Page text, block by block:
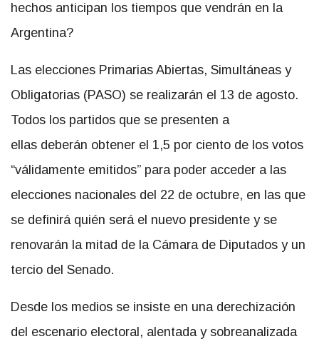
hechos anticipan los tiempos que vendrán en la
Argentina?
Las elecciones Primarias Abiertas, Simultáneas y
Obligatorias (PASO) se realizarán el 13 de agosto.
Todos los partidos que se presenten a
ellas deberán obtener el 1,5 por ciento de los votos
“válidamente emitidos” para poder acceder a las
elecciones nacionales del 22 de octubre, en las que
se definirá quién será el nuevo presidente y se
renovarán la mitad de la Cámara de Diputados y un
tercio del Senado.
Desde los medios se insiste en una derechización
del escenario electoral, alentada y sobreanalizada